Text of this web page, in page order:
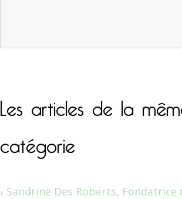
Les articles de la
catégorie
Sandrine Des Roberts, Fondatrice